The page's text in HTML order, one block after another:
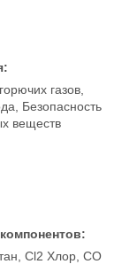
газов,
Безопасность
веществ
Cl2 Хлор, CO